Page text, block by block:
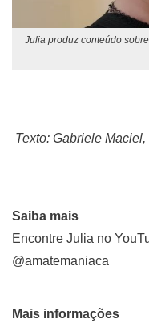
Julia produz conteúdo
Texto: Gabriele
Saiba mais
Encontre Julia no
@amatemaniaca
Mais informações